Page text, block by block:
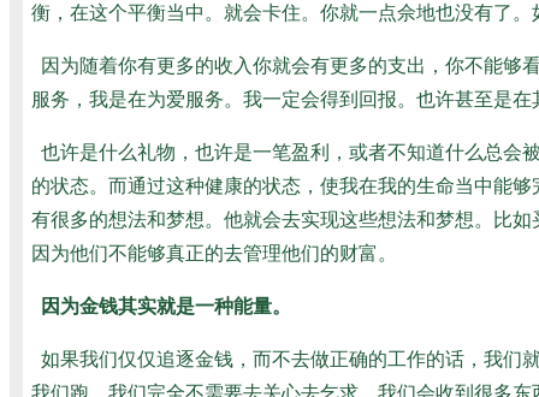
衡，在这个平衡当中。就会卡住。你就一点佘地也没有了
因为随着你有更多的收入你就会有更多的支出，你不能够
服务，我是在为爱服务。我一定会得到回报。也许甚至是
也许是什么礼物，也许是一笔盈利，或者不知道什么总会
的状态。而通过这种健康的状态，使我在我的生命当中能
有很多的想法和梦想。他就会去实现这些想法和梦想。比
因为他们不能够真正的去管理他们的财富。
因为金钱其实就是一种能量。
如果我们仅仅追逐金钱，而不去做正确的工作的话，我们
我们跑。我们完全不需要去关心去乞求，我们会收到很多